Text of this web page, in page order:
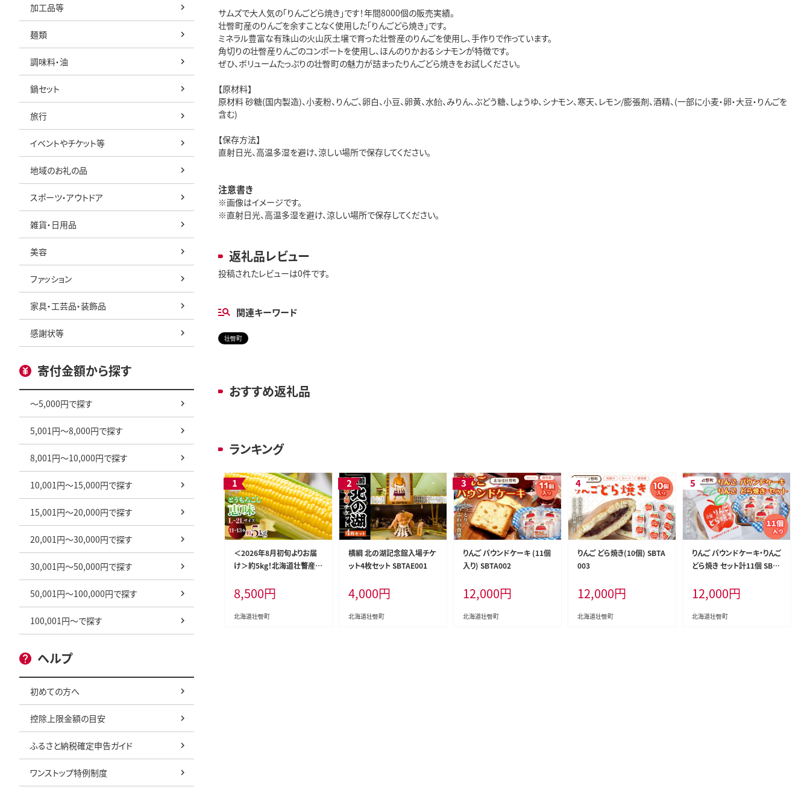
加工品等
麺類
調味料・油
鍋セット
旅行
イベントやチケット等
地域のお礼の品
スポーツ・アウトドア
雑貨・日用品
美容
ファッション
家具・工芸品・装飾品
感謝状等
寄付金額から探す
～5,000円で探す
5,001円～8,000円で探す
8,001円～10,000円で探す
10,001円～15,000円で探す
15,001円～20,000円で探す
20,001円～30,000円で探す
30,001円～50,000円で探す
50,001円～100,000円で探す
100,001円～で探す
ヘルプ
初めての方へ
控除上限金額の目安
ふるさと納税確定申告ガイド
ワンストップ特例制度
サムズで大人気の「りんごどら焼き」です！年間8000個の販売実績。
壮瞥町産のりんごを余すことなく使用した「りんごどら焼き」です。
ミネラル豊富な有珠山の火山灰土壌で育った壮瞥産のりんごを使用し、手作りで作っています。
角切りの壮瞥産りんごのコンポートを使用し、ほんのりかおるシナモンが特徴です。
ぜひ、ボリュームたっぷりの壮瞥町の魅力が詰まったりんごどら焼きをお試しください。
【原材料】
原材料 砂糖(国内製造)、小麦粉、りんご、卵白、小豆、卵黄、水飴、みりん、ぶどう糖、しょうゆ、シナモン、寒天、レモン/膨張剤、酒精、(一部に小麦・卵・大豆・りんごを
含む)
【保存方法】
直射日光、高温多湿を避け、涼しい場所で保存してください。
注意書き
※画像はイメージです。
※直射日光、高温多湿を避け、涼しい場所で保存してください。
返礼品レビュー
投稿されたレビューは0件です。
関連キーワード
壮瞥町
おすすめ返礼品
ランキング
＜2026年8月初旬よりお届
け＞約5kg！北海道壮瞥産と
イズ 11～13本】 SBTP002
8,500円
北海道壮瞥町
横綱 北の湖記念館入場チケ
ット4枚セット SBTAE001
4,000円
北海道壮瞥町
りんご パウンドケーキ (11個
入り) SBTA002
12,000円
北海道壮瞥町
りんご どら焼き(10個) SBTA
003
12,000円
北海道壮瞥町
りんご パウンドケーキ・りんご
どら焼き セット計11個 SBT
12,000円
北海道壮瞥町